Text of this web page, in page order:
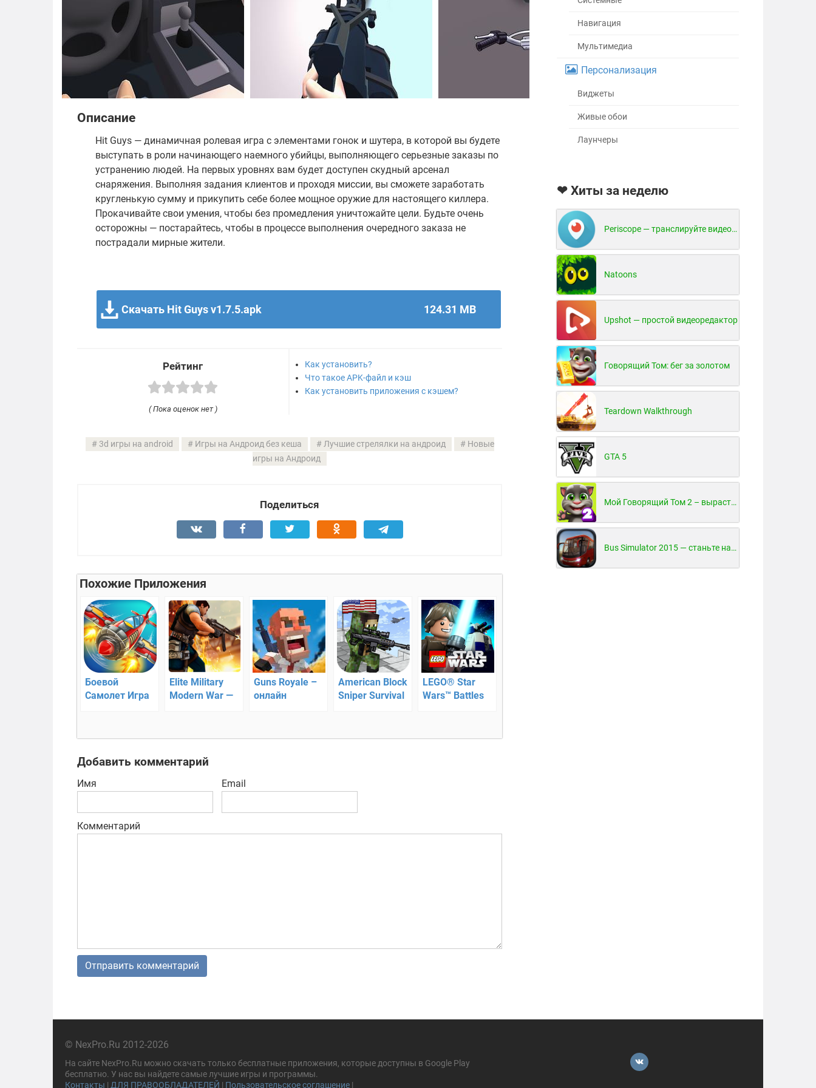
Описание
Hit Guys — динамичная ролевая игра с элементами гонок и шутера, в которой вы будете
выступать в роли начинающего наемного убийцы, выполняющего серьезные заказы по
устранению людей. На первых уровнях вам будет доступен скудный арсенал
снаряжения. Выполняя задания клиентов и проходя миссии, вы сможете заработать
кругленькую сумму и прикупить себе более мощное оружие для настоящего киллера.
Прокачивайте свои умения, чтобы без промедления уничтожайте цели. Будьте очень
осторожны — постарайтесь, чтобы в процессе выполнения очередного заказа не
пострадали мирные жители.
Скачать Hit Guys v1.7.5.apk 124.31 MB
Рейтинг
( Пока оценок нет )
Как установить?
Что такое APK-файл и кэш
Как установить приложения с кэшем?
3d игры на android Игры на Андроид без кеша Лучшие стрелялки на андроид
Новые
игры на Андроид
Поделиться
Похожие Приложения
Боевой
Самолет Игра
Elite Military
Modern War —
Guns Royale –
онлайн
American Block
Sniper Survival
LEGO® Star
Wars™ Battles
Добавить комментарий
Имя Email
Комментарий
Навигация
Мультимедиа
Персонализация
Виджеты
Живые обои
Лаунчеры
❤ Хиты за неделю
Periscope — транслируйте видео в реальном времени!
Natoons
Upshot — простой видеоредактор
Говорящий Том: бег за золотом
Teardown Walkthrough
GTA 5
Мой Говорящий Том 2 – вырасти и воспитай своего котенка
Bus Simulator 2015 — станьте настоящим водителем автобуса!
© NexPro.Ru 2012-2026
На сайте NexPro.Ru можно скачать только бесплатные приложения, которые доступны в Google Play
бесплатно. У нас вы найдете самые лучшие игры и программы.
Контакты | ДЛЯ ПРАВООБЛАДАТЕЛЕЙ | Пользовательское соглашение |